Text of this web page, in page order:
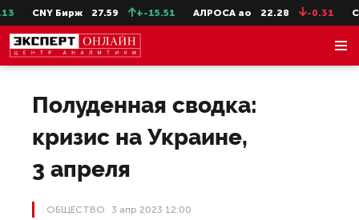
Бирж 27.59 +-15.51 АЛРОСА ао 22.28 -0.31 СевСт-
Полуденная сводка:
кризис на Украине,
3 апреля
ОБЩЕСТВО 3 апр 2023 12:00